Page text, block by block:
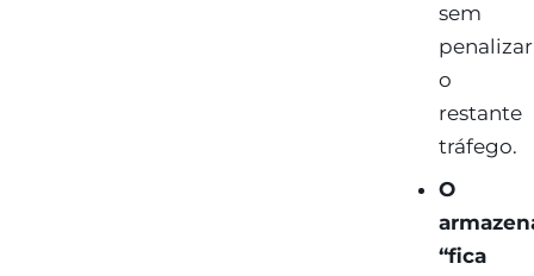
sem
penalizar
o
restante
tráfego.
O
“fica